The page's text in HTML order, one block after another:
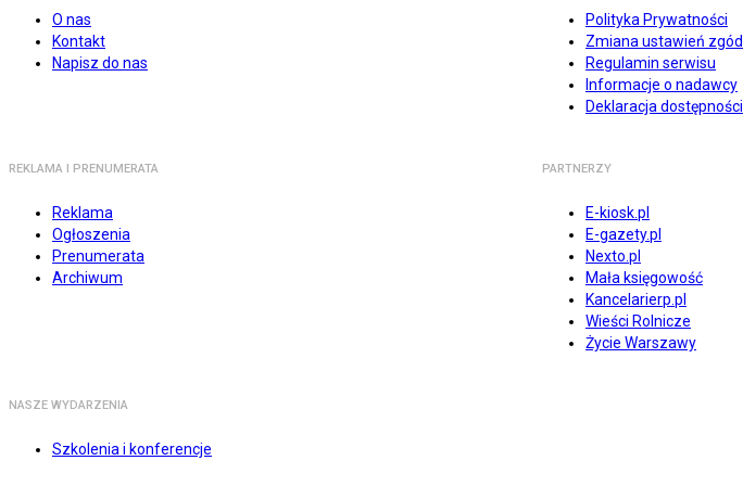
O nas
Kontakt
Napisz do nas
Polityka Prywatności
Zmiana ustawień zgód
Regulamin serwisu
Informacje o nadawcy
Deklaracja dostępności
REKLAMA I PRENUMERATA
Reklama
Ogłoszenia
Prenumerata
Archiwum
PARTNERZY
E-kiosk.pl
E-gazety.pl
Nexto.pl
Mała księgowość
Kancelarierp.pl
Wieści Rolnicze
Życie Warszawy
NASZE WYDARZENIA
Szkolenia i konferencje